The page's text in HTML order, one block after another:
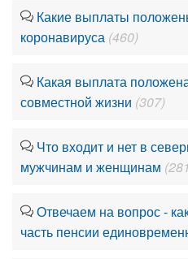
Какие выплаты
коронавируса (460)
Какая выплата
совместной жизни (307)
Что входит и нет в
мужчинам и женщинам
Отвечаем на вопрос -
часть пенсии